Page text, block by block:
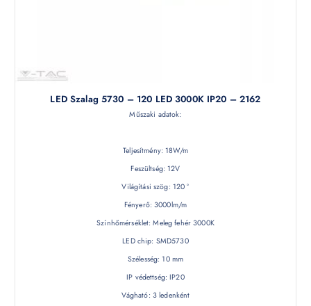
LED Szalag 5730 – 120 LED 3000K IP20 – 2162
Műszaki adatok:
Teljesítmény: 18W/m
Feszültség: 12V
Világítási szög: 120 °
Fényerő: 3000lm/m
Színhőmérséklet: Meleg fehér 3000K
LED chip: SMD5730
Szélesség: 10 mm
IP védettség: IP20
Vágható: 3 ledenként